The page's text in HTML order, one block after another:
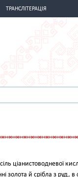
ТРАНСЛІТЕРАЦІЯ
ціанистоводневої
золота й срібла з руд, в